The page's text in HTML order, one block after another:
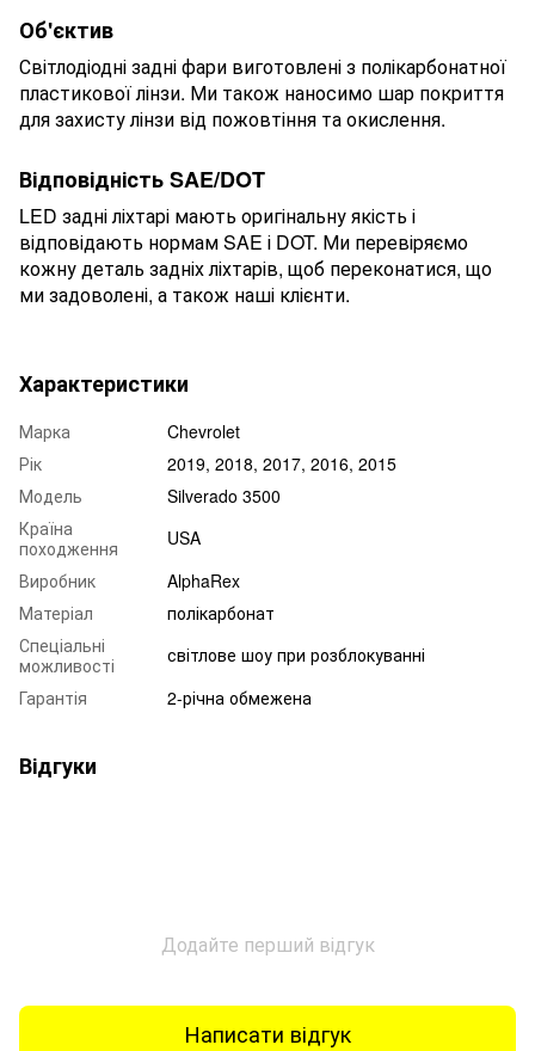
Об'єктив
Світлодіодні задні фари виготовлені з полікарбонатної
пластикової лінзи. Ми також наносимо шар покриття
для захисту лінзи від пожовтіння та окислення.
Відповідність SAE/DOT
LED задні ліхтарі мають оригінальну якість і
відповідають нормам SAE і DOT. Ми перевіряємо
кожну деталь задніх ліхтарів, щоб переконатися, що
ми задоволені, а також наші клієнти.
Характеристики
Марка
Chevrolet
Рік
2019, 2018, 2017, 2016, 2015
Модель
Silverado 3500
Країна
походження
USA
Виробник
AlphaRex
Матеріал
полікарбонат
Спеціальні
можливості
світлове шоу при розблокуванні
Гарантія
2-річна обмежена
Відгуки
Додайте перший відгук
Написати відгук